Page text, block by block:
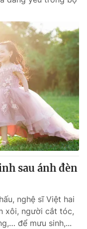
sau ánh đèn
nghệ sĩ Việt hai
xôi, người cắt tóc,
để mưu sinh,...